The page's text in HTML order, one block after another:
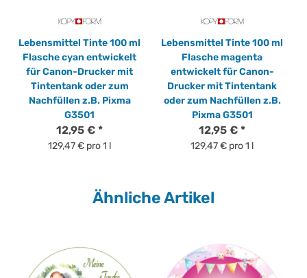
Lebensmittel Tinte 100 ml
Flasche cyan entwickelt
für Canon-Drucker mit
Tintentank oder zum
Nachfüllen z.B. Pixma
G3501
12,95 € *
129,47 € pro 1 l
Lebensmittel Tinte 100 ml
Flasche magenta
entwickelt für Canon-
Drucker mit Tintentank
oder zum Nachfüllen z.B.
Pixma G3501
12,95 € *
129,47 € pro 1 l
Ähnliche Artikel